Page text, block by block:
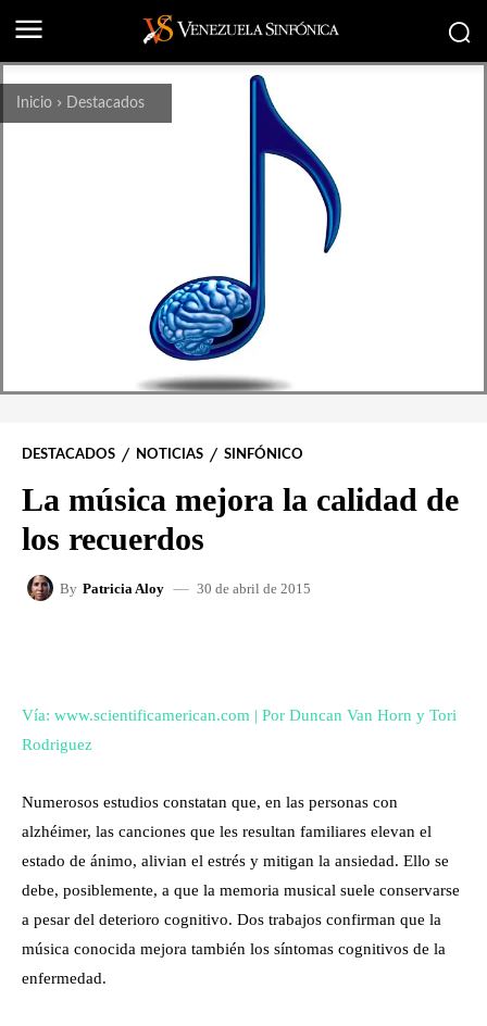
Inicio Destacados
DESTACADOS NOTICIAS SINFÓNICO
La música mejora la calidad de
los recuerdos
By Patricia Aloy 30 de abril de 2015
Vía: www.scientificamerican.com | Por Duncan Van Horn y Tori
Rodriguez
Numerosos estudios constatan que, en las personas con
alzhéimer, las canciones que les resultan familiares elevan el
estado de ánimo, alivian el estrés y mitigan la ansiedad. Ello se
debe, posiblemente, a que la memoria musical suele conservarse
a pesar del deterioro cognitivo. Dos trabajos confirman que la
música conocida mejora también los síntomas cognitivos de la
enfermedad.